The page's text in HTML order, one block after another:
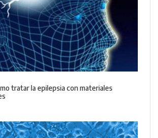
tratar la epilepsia con materiales